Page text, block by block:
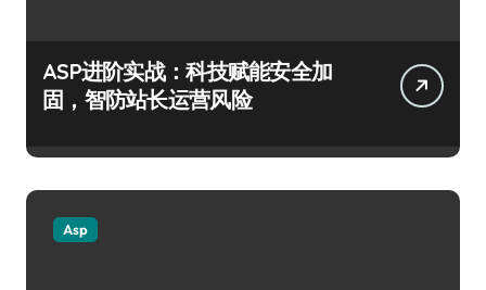
ASP进阶实战：科技赋能安全加
固，智防站长运营风险
Asp